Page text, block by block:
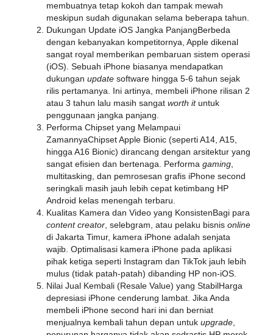
membuatnya tetap kokoh dan tampak mewah
meskipun sudah digunakan selama beberapa tahun.
Dukungan Update iOS Jangka PanjangBerbeda
dengan kebanyakan kompetitornya, Apple dikenal
sangat royal memberikan pembaruan sistem operasi
(iOS). Sebuah iPhone biasanya mendapatkan
dukungan updatesoftware hingga 5-6 tahun sejak
rilis pertamanya. Ini artinya, membeli iPhone rilisan 2
atau 3 tahun lalu masih sangat worth ituntuk
penggunaan jangka panjang.
Performa Chipset yang Melampaui
ZamannyaChipset Apple Bionic (seperti A14, A15,
hingga A16 Bionic) dirancang dengan arsitektur yang
sangat efisien dan bertenaga. Performa gaming,
multitasking, dan pemrosesan grafis iPhone second
seringkali masih jauh lebih cepat ketimbang HP
Android kelas menengah terbaru.
Kualitas Kamera dan Video yang KonsistenBagi para
content creator, selebgram, atau pelaku bisnis online
di Jakarta Timur, kamera iPhone adalah senjata
wajib. Optimalisasi kamera iPhone pada aplikasi
pihak ketiga seperti Instagram dan TikTok jauh lebih
mulus (tidak patah-patah) dibanding HP non-iOS.
Nilai Jual Kembali (Resale Value) yang StabilHarga
depresiasi iPhone cenderung lambat. Jika Anda
membeli iPhone second hari ini dan berniat
menjualnya kembali tahun depan untuk upgrade,